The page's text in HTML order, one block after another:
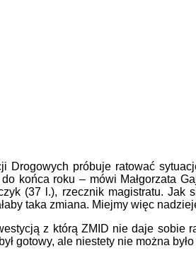
Drogowych próbuje ratować
do końca roku – mówi Małgorzata
(37 l.), rzecznik magistratu.
taka zmiana. Miejmy więc
z którą ZMID nie daje sobie
gotowy, ale niestety nie można